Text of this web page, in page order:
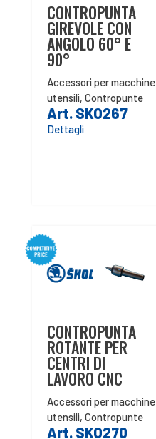
CONTROPUNTA
GIREVOLE CON
ANGOLO 60° E
90°
Accessori per macchine
utensili, Contropunte
Art. SKO267
Dettagli
CONTROPUNTA
ROTANTE PER
CENTRI DI
LAVORO CNC
Accessori per macchine
utensili, Contropunte
Art. SKO270